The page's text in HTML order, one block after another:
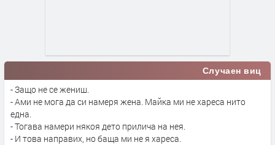
Случаен виц
- Защо не се жениш.
- Ами не мога да си намеря жена. Майка ми не хареса нито
една.
- Тогава намери някоя дето прилича на нея.
- И това направих, но баща ми не я хареса.